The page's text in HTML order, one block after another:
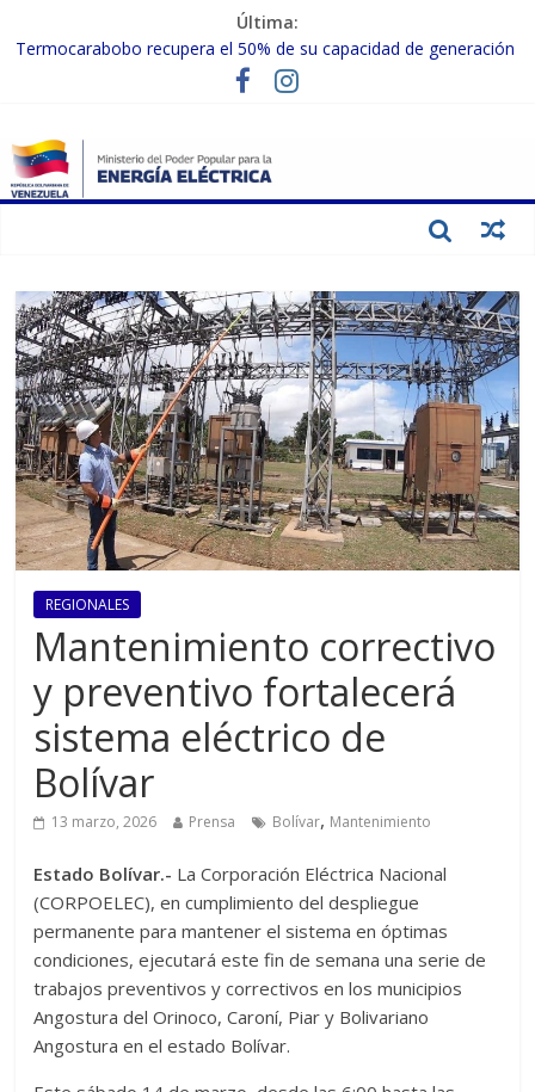
Última:
Termocarabobo recupera el 50% de su capacidad de generación
MPPEE avanza en la recuperación de infraestructuras eléctricas
Gobierno Nacional coordina acciones con el sector privado para
fortalecer el SEN ante el «Súper Niño»
Inspeccionan trabajos de rehabilitación en instalaciones del SEN
REGIONALES
Mantenimiento correctivo
y preventivo fortalecerá
sistema eléctrico de
Bolívar
13 marzo, 2026 Prensa Bolívar, Mantenimiento
Estado Bolívar.- La Corporación Eléctrica Nacional
(CORPOELEC), en cumplimiento del despliegue
permanente para mantener el sistema en óptimas
condiciones, ejecutará este fin de semana una serie de
trabajos preventivos y correctivos en los municipios
Angostura del Orinoco, Caroní, Piar y Bolivariano
Angostura en el estado Bolívar.